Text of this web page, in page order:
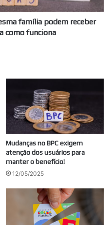
família podem receber
como funciona
Mudanças no BPC exigem
atenção dos usuários para
manter o benefício!
12/05/2025